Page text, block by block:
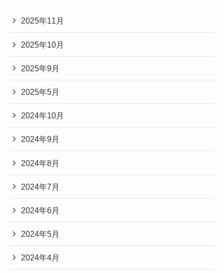
2025年11月
2025年10月
2025年9月
2025年5月
2024年10月
2024年9月
2024年8月
2024年7月
2024年6月
2024年5月
2024年4月